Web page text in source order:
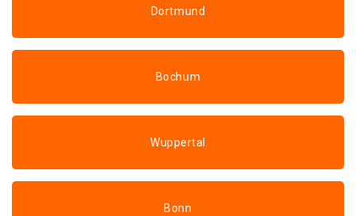
Dortmund
Bochum
Wuppertal
Bonn